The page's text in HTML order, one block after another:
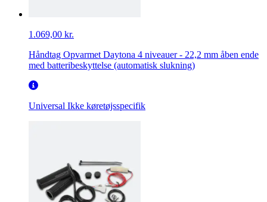
1.069,00 kr.
Håndtag Opvarmet Daytona 4 niveauer - 22,2 mm åben ende
med batteribeskyttelse (automatisk slukning)
Universal Ikke køretøjsspecifik